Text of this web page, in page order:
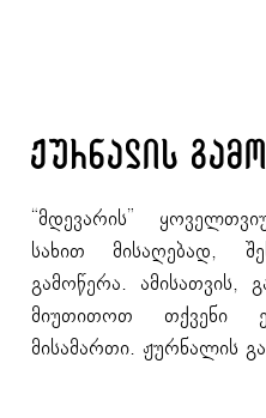
ჟურნალის
“მდევარის”
სახით მისაღებად,
გამოწერა. ამისათვის,
მიუთითოთ თქვენი
მისამართი. ჟურნალის